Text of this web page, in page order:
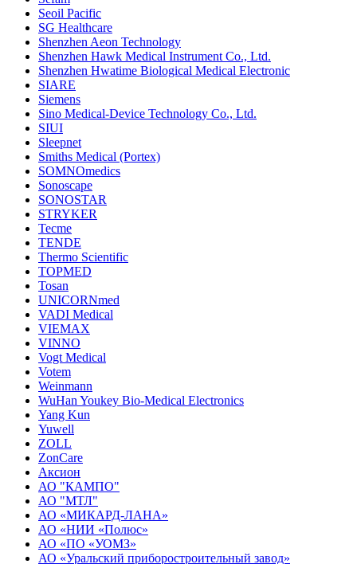
Seoil Pacific
SG Healthcare
Shenzhen Aeon Technology
Shenzhen Hawk Medical Instrument Co., Ltd.
Shenzhen Hwatime Biological Medical Electronic
SIARE
Siemens
Sino Medical-Device Technology Co., Ltd.
SIUI
Sleepnet
Smiths Medical (Portex)
SOMNOmedics
Sonoscape
SONOSTAR
STRYKER
Tecme
TENDE
Thermo Scientific
TOPMED
Tosan
UNICORNmed
VADI Medical
VIEMAX
VINNO
Vogt Medical
Votem
Weinmann
WuHan Youkey Bio-Medical Electronics
Yang Kun
Yuwell
ZOLL
ZonCare
Аксион
АО "КАМПО"
АО "МТЛ"
АО «МИКАРД-ЛАНА»
АО «НИИ «Полюс»
АО «ПО «УОМЗ»
АО «Уральский приборостроительный завод»